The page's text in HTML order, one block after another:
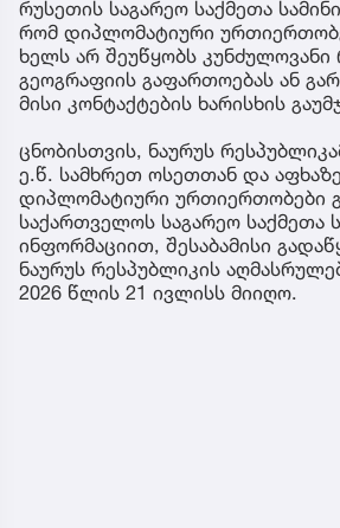
რუსეთის საგარეო საქმეთა
რომ დიპლომატიური
ხელს არ შეუწყობს კუნძულოვანი
გეოგრაფიის გაფართოებას ან
მისი კონტაქტების ხარისხის
ცნობისთვის, ნაურუს
ე.წ. სამხრეთ ოსეთთან და
დიპლომატიური ურთიერთობები
საქართველოს საგარეო საქმეთა
ინფორმაციით, შესაბამისი
ნაურუს რესპუბლიკის
2026 წლის 21 ივლისს მიიღო.